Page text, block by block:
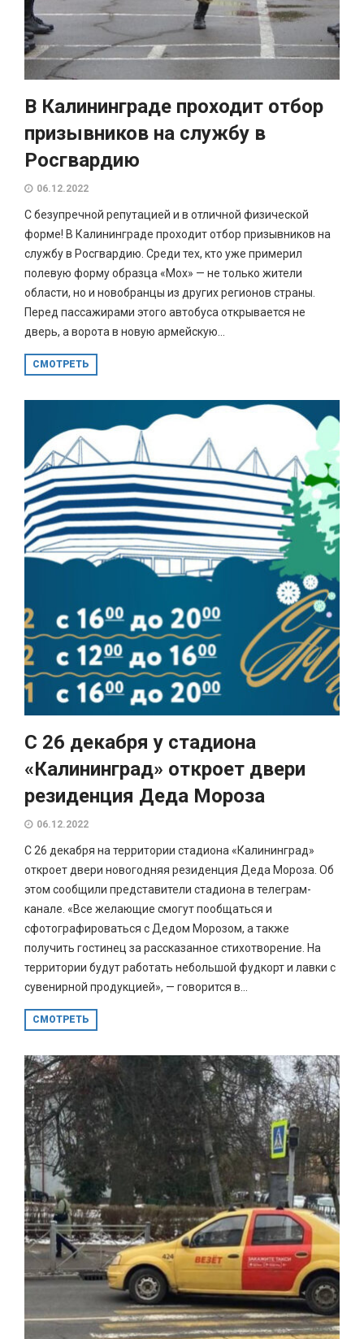
В Калининграде проходит отбор
призывников на службу в
Росгвардию
06.12.2022
С безупречной репутацией и в отличной физической
форме! В Калининграде проходит отбор призывников на
службу в Росгвардию. Среди тех, кто уже примерил
полевую форму образца «Мох» — не только жители
области, но и новобранцы из других регионов страны.
Перед пассажирами этого автобуса открывается не
дверь, а ворота в новую армейскую...
СМОТРЕТЬ
С 26 декабря у стадиона
«Калининград» откроет двери
резиденция Деда Мороза
06.12.2022
С 26 декабря на территории стадиона «Калининград»
откроет двери новогодняя резиденция Деда Мороза. Об
этом сообщили представители стадиона в телеграм-
канале. «Все желающие смогут пообщаться и
сфотографироваться с Дедом Морозом, а также
получить гостинец за рассказанное стихотворение. На
территории будут работать небольшой фудкорт и лавки с
сувенирной продукцией», — говорится в...
СМОТРЕТЬ